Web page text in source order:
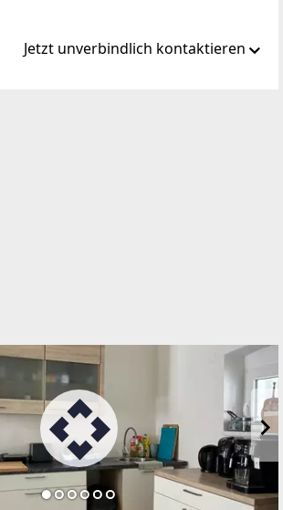
Jetzt unverbindlich kontaktieren